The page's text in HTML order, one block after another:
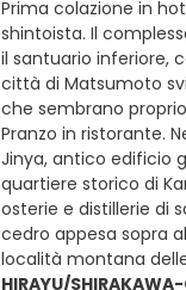
Prima colazione in
shintoista. Il
il santuario inferiore,
città di Matsumoto
che sembrano
Pranzo in ristorante.
Jinya, antico edificio
quartiere storico di
osterie e distillerie di
cedro appesa sopra
località montana
HIRAYU/